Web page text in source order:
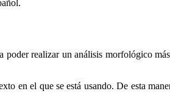
poder realizar un análisis morfológico
en el que se está usando. De esta